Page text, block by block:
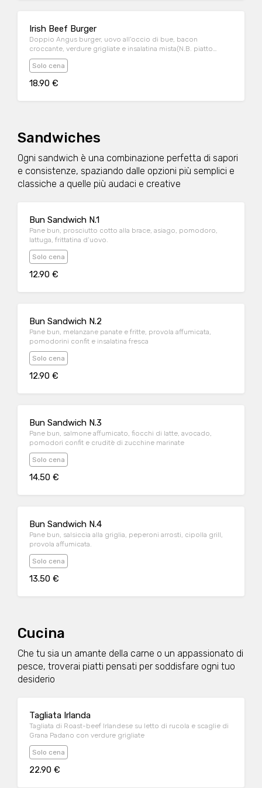
Irish Beef Burger
Doppio Angus burger, uovo all'occio di bue, bacon
croccante, verdure grigliate e insalatina mista(N.B. piatto
servito senza pane bun)
Solo cena
18.90 €
Sandwiches
Ogni sandwich è una combinazione perfetta di sapori
e consistenze, spaziando dalle opzioni più semplici e
classiche a quelle più audaci e creative
Bun Sandwich N.1
Pane bun, prosciutto cotto alla brace, asiago, pomodoro,
lattuga, frittatina d’uovo.
Solo cena
12.90 €
Bun Sandwich N.2
Pane bun, melanzane panate e fritte, provola affumicata,
pomodorini confit e insalatina fresca
Solo cena
12.90 €
Bun Sandwich N.3
Pane bun, salmone affumicato, fiocchi di latte, avocado,
pomodori confit e cruditè di zucchine marinate
Solo cena
14.50 €
Bun Sandwich N.4
Pane bun, salsiccia alla griglia, peperoni arrosti, cipolla grill,
provola affumicata.
Solo cena
13.50 €
Cucina
Che tu sia un amante della carne o un appassionato di
pesce, troverai piatti pensati per soddisfare ogni tuo
desiderio
Tagliata Irlanda
Tagliata di Roast-beef Irlandese su letto di rucola e scaglie di
Grana Padano con verdure grigliate
Solo cena
22.90 €